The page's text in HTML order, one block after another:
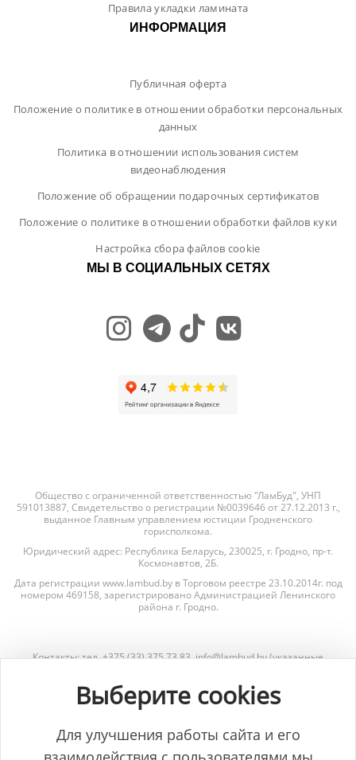
Правила укладки ламината
ИНФОРМАЦИЯ
Публичная оферта
Положение о политике в отношении обработки персональных
данных
Политика в отношении использования систем
видеонаблюдения
Положение об обращении подарочных сертификатов
Положение о политике в отношении обработки файлов куки
Настройка сбора файлов cookie
МЫ В СОЦИАЛЬНЫХ СЕТЯХ
Общество с ограниченной ответственностью "ЛамБуд", УНП
591013887, Свидетельство о регистрации №0039646 от 27.12.2013 г.,
выданное Главным управлением юстиции Гродненского
горисполкома.
Юридический адрес: Республика Беларусь, 230025, г. Гродно, пр-т.
Космонавтов, 2Б.
Дата регистрации www.lambud.by в Торговом реестре 23.10.2014г. под
номером 469158, зарегистрировано Администрацией Ленинского
района г. Гродно.
Контакты: тел. +375 (33) 375 73 83, info@lambud.by (указанные
Контакты Отдела торговли и услуг Гродненского горисполкома для
рассмотрения обращений покупателей: тел. +375 (152) 62-69-67, +375
Выберите cookies
Для улучшения работы сайта и его